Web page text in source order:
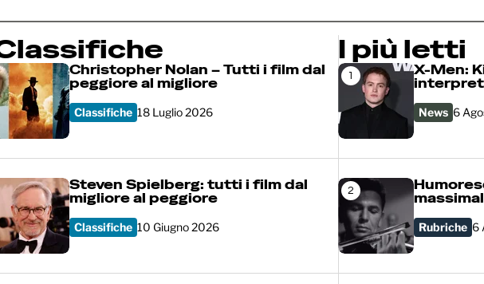
Christopher Nolan – Tutti i film dal
peggiore al migliore
Classifiche 18 Luglio 2026
Steven Spielberg: tutti i film dal
migliore al peggiore
Classifiche 10 Giugno 2026
I più letti
1
X-Men:
News 6
2
Rubriche 6